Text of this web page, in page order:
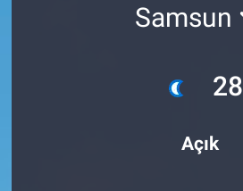
Samsun
28
Açık